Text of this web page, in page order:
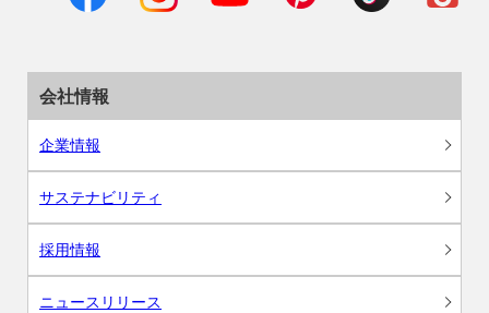
会社情報
企業情報
サステナビリティ
採用情報
ニュースリリース